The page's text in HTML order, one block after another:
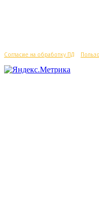
Согласие на обработку ПД